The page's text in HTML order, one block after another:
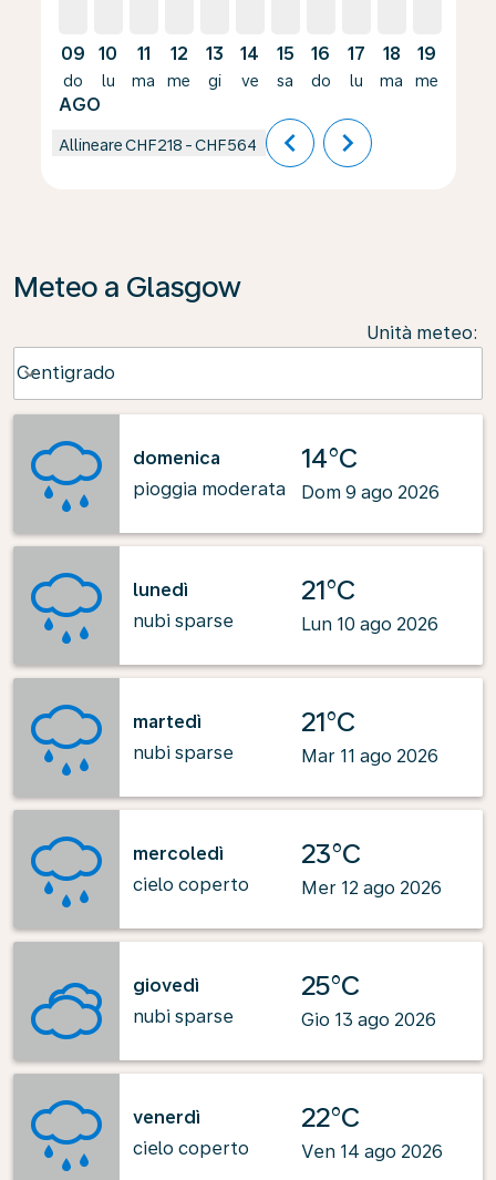
09
do
AGO
10
lu
11
ma
12
me
13
gi
14
ve
15
sa
16
do
17
lu
18
ma
19
me
AllineareCHF218 -CHF564 chevron_left chevron_right
Meteo a Glasgow
Unità meteo:
Centigrado
keyboard_arrow_down
domenica
pioggia moderata
14°C
Dom 9 ago 2026
lunedì
nubi sparse
21°C
Lun 10 ago 2026
martedì
nubi sparse
21°C
Mar 11 ago 2026
mercoledì
cielo coperto
23°C
Mer 12 ago 2026
giovedì
nubi sparse
25°C
Gio 13 ago 2026
venerdì
cielo coperto
22°C
Ven 14 ago 2026